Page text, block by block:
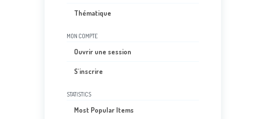
Thématique
MON COMPTE
Ouvrir une session
S'inscrire
STATISTICS
Most Popular Items